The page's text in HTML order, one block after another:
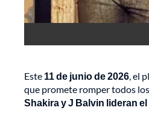
Este 11 de junio de 2026, el
que promete romper todos
Shakira y J Balvin lideran